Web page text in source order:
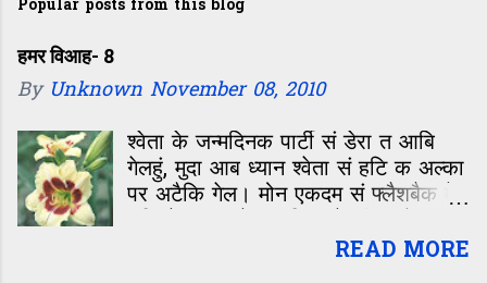
Popular posts from this blog
हमर विआह- 8
By Unknown November 08, 2010
श्वेता के जन्मदिनक पार्टी सं डेरा त आबि
गेलहुं, मुदा आब ध्यान श्वेता सं हटि क अल्का
पर अटैकि गेल। मोन एकदम सं फ्लैशबैक मे
रंगीन, मस्ती आओर मासूमियत सं भरल समय
READ MORE